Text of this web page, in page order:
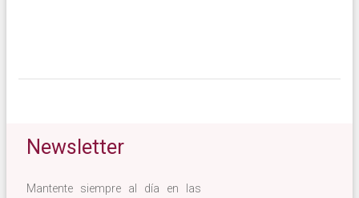
Newsletter
Mantente siempre al día en las